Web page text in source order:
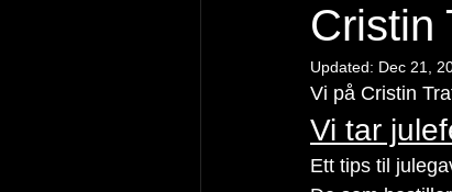
Cristin
Updated: Dec 21,
Vi på Cristin
Vi tar
Ett tips til